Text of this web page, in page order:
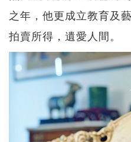
之年，他更成立教育及
拍賣所得，遺愛人間。